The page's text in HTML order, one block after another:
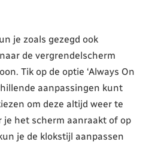
je zoals gezegd ook
de vergrendelscherm
Tik op de optie ‘Always On
aanpassingen kunt
om deze altijd weer te
je het scherm aanraakt of op
je de klokstijl aanpassen